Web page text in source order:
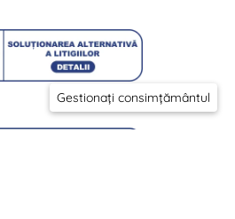
Gestionați consimțământul